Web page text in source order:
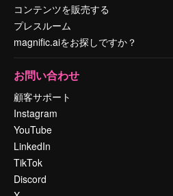
コンテンツを販売する
プレスルーム
magnific.aiをお探しですか？
お問い合わせ
顧客サポート
Instagram
YouTube
LinkedIn
TikTok
Discord